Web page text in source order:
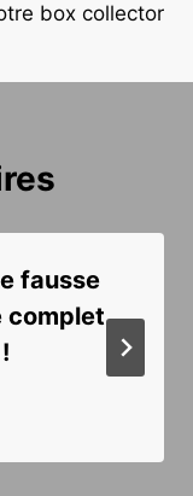
box collector
fausse
complet